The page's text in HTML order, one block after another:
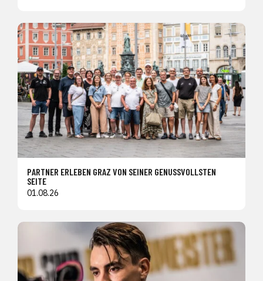
PARTNER ERLEBEN GRAZ VON SEINER GENUSSVOLLSTEN
SEITE
01.08.26